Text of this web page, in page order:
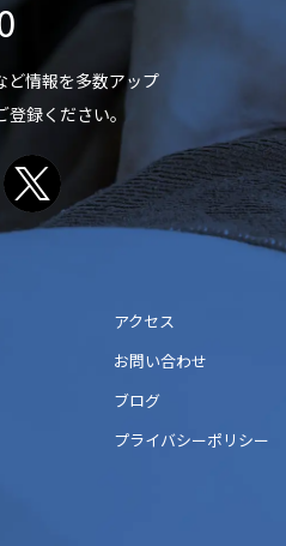
ど情報を多数アップ
録ください。
アクセス
お問い合わせ
ブログ
プライバシーポリシー